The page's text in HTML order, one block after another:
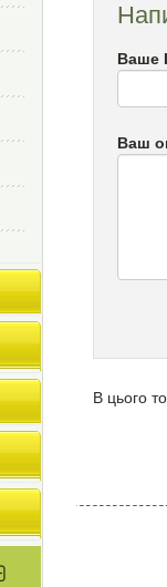
Ваше
Ваш
В цього